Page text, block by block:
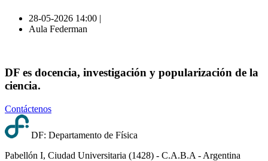
28-05-2026 14:00 |
Aula Federman
DF es docencia, investigación y popularización de la
ciencia.
Contáctenos
DF: Departamento de Física
Pabellón I, Ciudad Universitaria (1428) - C.A.B.A - Argentina